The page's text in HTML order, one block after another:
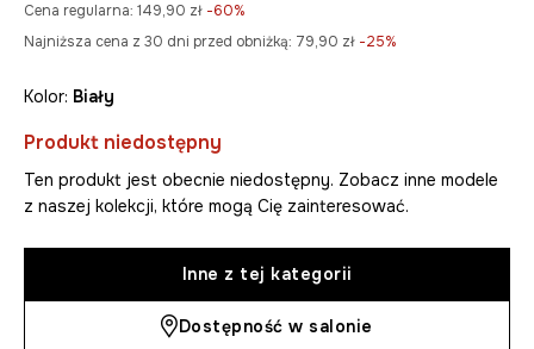
Cena regularna: 149,90 zł -60%
Najniższa cena z 30 dni przed obniżką: 79,90 zł -25%
Kolor: biały
Produkt niedostępny
Ten produkt jest obecnie niedostępny. Zobacz inne modele
z naszej kolekcji, które mogą Cię zainteresować.
Inne z tej kategorii
Dostępność w salonie